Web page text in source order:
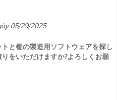
05/29/2025
と棚の製造用ソフトウェアを探し
をいただけますか?よろしくお願